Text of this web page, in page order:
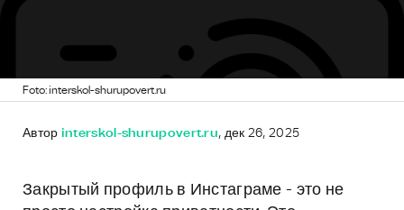
Foto: interskol-shurupovert.ru
Автор interskol-shurupovert.ru, дек 26, 2025
Закрытый профиль в Инстаграме - это не